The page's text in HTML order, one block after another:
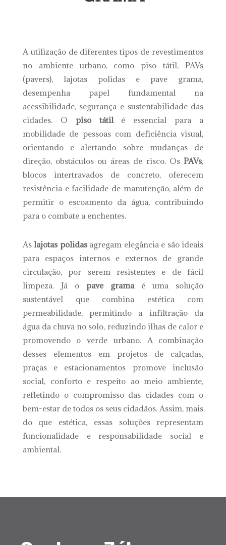
A utilização de diferentes tipos de revestimentos
no ambiente urbano, como piso tátil, PAVs
(pavers), lajotas polidas e pave grama,
desempenha papel fundamental na
acessibilidade, segurança e sustentabilidade das
cidades. O piso tátilé essencial para a
mobilidade de pessoas com deficiência visual,
orientando e alertando sobre mudanças de
direção, obstáculos ou áreas de risco. Os PAVs,
blocos intertravados de concreto, oferecem
resistência e facilidade de manutenção, além de
permitir o escoamento da água, contribuindo
para o combate a enchentes.
Aslajotas polidasagregam elegância e são ideais
para espaços internos e externos de grande
circulação, por serem resistentes e de fácil
limpeza. Já o pave grama é uma solução
sustentável que combina estética com
permeabilidade, permitindo a infiltração da
água da chuva no solo, reduzindo ilhas de calor e
promovendo o verde urbano. A combinação
desses elementos em projetos de calçadas,
praças e estacionamentos promove inclusão
social, conforto e respeito ao meio ambiente,
refletindo o compromisso das cidades com o
bem-estar de todos os seus cidadãos. Assim, mais
do que estética, essas soluções representam
funcionalidade e responsabilidade social e
ambiental.